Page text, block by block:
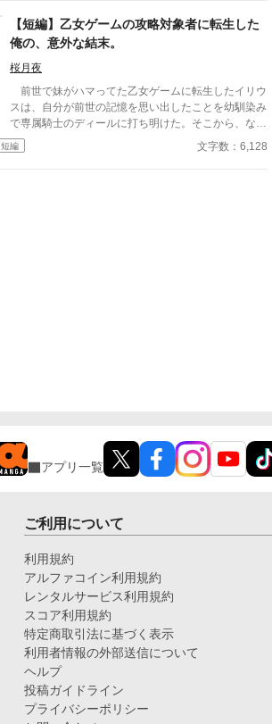
【短編】乙女ゲームの攻略対象者に転生した
俺の、意外な結末。
桜月夜
前世で妹がハマってた乙女ゲームに転生したイリウ
スは、自分が前世の記憶を思い出したことを幼馴染み
で専属騎士のディールに打ち明けた。そこから、なぜ
か婚約者に対する恋愛感情の有無を聞かれ……。
思い付いた話を一気に書いたので、不自然な箇所があ
短編 文字数：6,128
アプリ一覧
ご利用について
利用規約
アルファコイン利用規約
レンタルサービス利用規約
スコア利用規約
特定商取引法に基づく表示
利用者情報の外部送信について
ヘルプ
投稿ガイドライン
プライバシーポリシー